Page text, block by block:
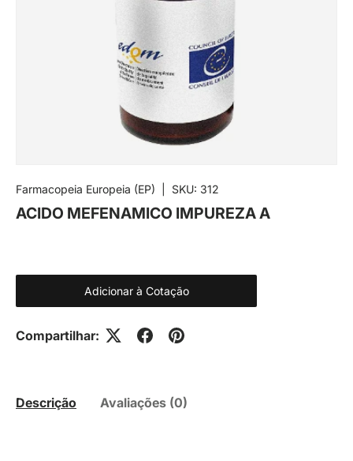
Farmacopeia Europeia (EP) SKU: 312
ACIDO MEFENAMICO IMPUREZA A
Adicionar à Cotação
Compartilhar:
Descrição Avaliações (0)